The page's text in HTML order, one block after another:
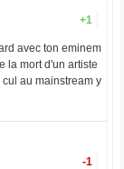
+1
avec ton eminem
la mort d'un artiste
au mainstream y
-1